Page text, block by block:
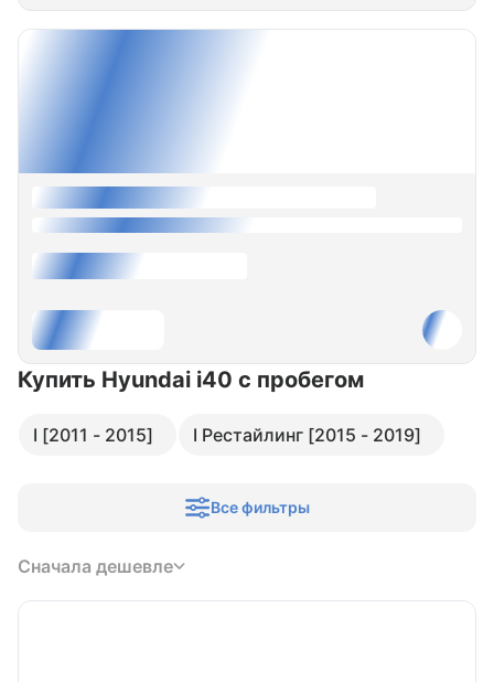
Купить Hyundai i40 с пробегом
I [2011 - 2015] I Рестайлинг [2015 - 2019]
Все фильтры
Сначала дешевле